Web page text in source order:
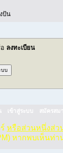
ลงทะเบียน
เข้าสู่ระบบ สมัครสม
หรือส่วนหนึ่งส่ว
หากพบเห็นท่า